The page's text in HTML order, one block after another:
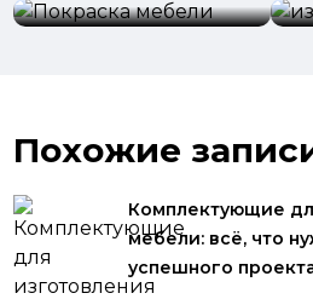
Похожие
Комплектующие
мебели: всё, что
успешного